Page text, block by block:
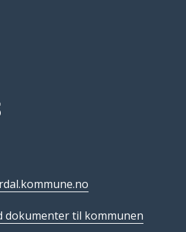
dokumenter til kommunen